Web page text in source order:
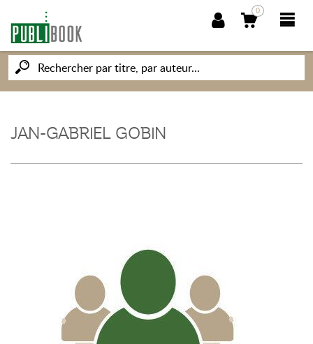
0
NOUVEAUTÉS
PUBLIBOOK
SOCIÉTÉ DES ÉCRIVAINS
JAN-GABRIEL GOBIN